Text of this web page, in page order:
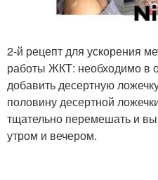
2-й рецепт для ускорения
работы ЖКТ: необходимо в
добавить десертную
половину десертной
тщательно перемешать и
утром и вечером.